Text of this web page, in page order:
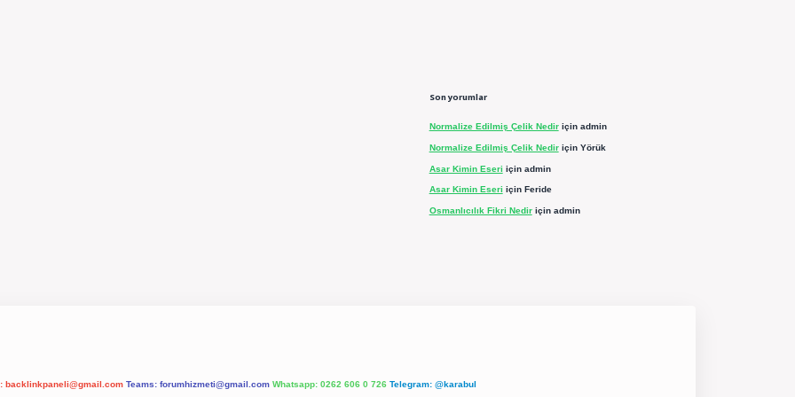
Son yorumlar
Normalize Edilmiş Çelik Nediriçin admin
Normalize Edilmiş Çelik Nediriçin Yörük
Asar Kimin Eseri için admin
Asar Kimin Eseri için Feride
Osmanlıcılık Fikri Nediriçin admin
backlinkpaneli@gmail.com Teams: forumhizmeti@gmail.com Whatsapp: 0262 606 0 726 Telegram: @karabul